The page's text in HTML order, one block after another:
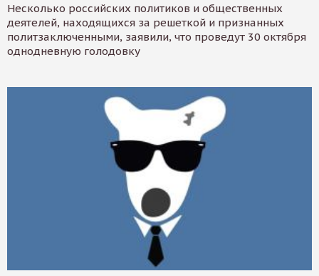
Несколько российских политиков и общественных
деятелей, находящихся за решеткой и признанных
политзаключенными, заявили, что проведут 30 октября
однодневную голодовку